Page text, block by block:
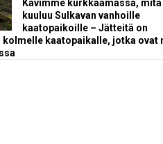
Kävimme kurkkaamassa, mitä
kuuluu Sulkavan vanhoille
kaatopaikoille – Jätteitä on
kolmelle kaatopaikalle, jotka ovat